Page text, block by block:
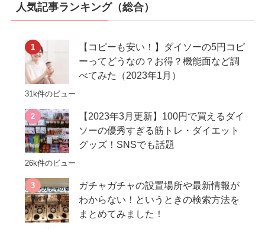
人気記事ランキング（総合）
【コピーも安い！】ダイソーの5円コピ
ーってどうなの？お得？機能面など調
べてみた（2023年1月）
31k件のビュー
【2023年3月更新】100円で買えるダイ
ソーの優秀すぎる筋トレ・ダイエット
グッズ！SNSでも話題
26k件のビュー
ガチャガチャの設置場所や最新情報が
わからない！というときの検索方法を
まとめてみました！